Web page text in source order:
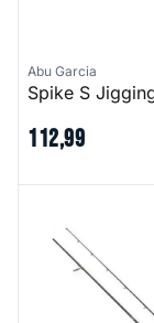
Abu Garcia
Spike S
112,99